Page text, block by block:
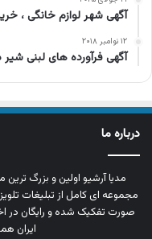
آگهی شهر لوازم خانگی ،
۱۲ نوامبر ۲۰۱۸
آگهی فرآورده های لبنی
درباره ما
مدیا آرشیو اولین و بزرگ‌
مجموعه‌ ای کامل از تبلیغات
صورت تفکیک‌ شده و رایگان در
ایران